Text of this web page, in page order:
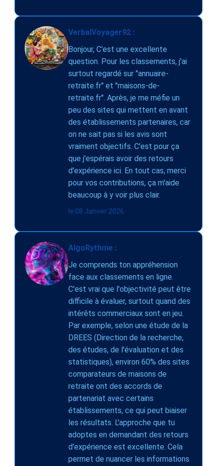
VerbalVoyager92 :
Bonjour, C'est une excellente
question. Pour les classements, j'ai
surtout regardé sur "annuaire-
retraite.fr" et "maisons-de-
retraite.fr". Après, je me méfie un
peu des sites qui mettent en avant
des établissements partenaires, car
on ne sait pas si les avis sont
vraiment objectifs. C'est pour ça
que j'espérais avoir des retours
d'expérience ici. En tout cas, merci
pour vos contributions, ça m'aide
beaucoup à y voir plus clair.
le 08 Janvier 2026
AlgoRythme :
Je comprends ton appréhension
face aux classements en ligne.
C'est vrai que l'objectivité peut être
difficile à évaluer, surtout quand des
intérêts commerciaux sont en jeu.
Par exemple, selon une étude de la
DREES (Direction de la recherche,
des études, de l'évaluation et des
statistiques), environ 60% des sites
comparateurs de maisons de
retraite ont des accords de
partenariat avec certains
établissements, ce qui peut biaiser
les résultats. L'approche que tu
adoptes en demandant des retours
d'expérience est excellente. Cela
permet de nuancer les informations